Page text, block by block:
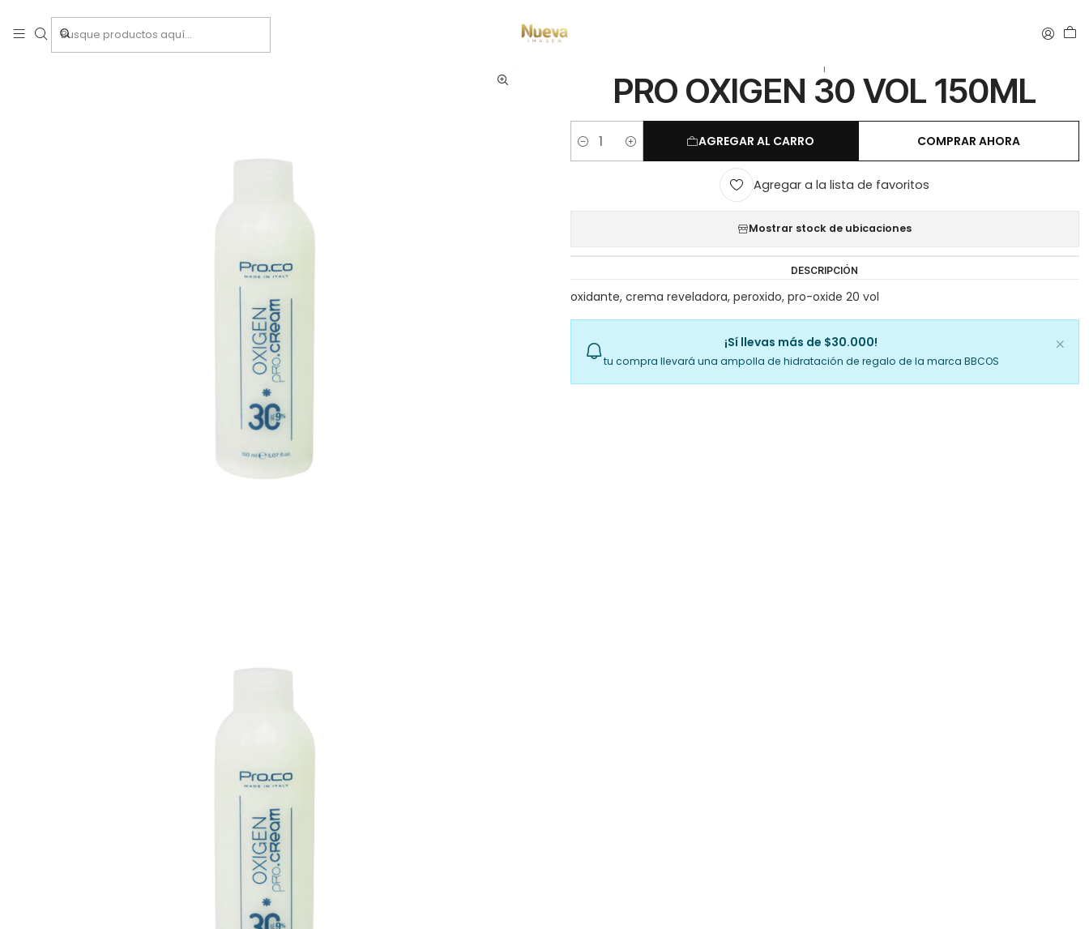
|
PRO OXIGEN 30 VOL 150ML
Cantidad AGREGAR AL CARRO COMPRAR AHORA
Agregar a la lista de favoritos
Mostrar stock de ubicaciones
DESCRIPCIÓN
oxidante, crema reveladora, peroxido, pro-oxide 20 vol
¡Sí llevas más de $30.000!
tu compra llevará una ampolla de hidratación de regalo de la marca BBCOS